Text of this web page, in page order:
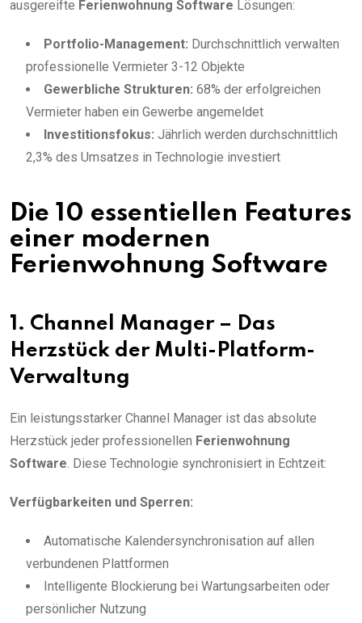
ausgereifte Ferienwohnung Software Lösungen:
Portfolio-Management: Durchschnittlich verwalten
professionelle Vermieter 3-12 Objekte
Gewerbliche Strukturen: 68% der erfolgreichen
Vermieter haben ein Gewerbe angemeldet
Investitionsfokus: Jährlich werden durchschnittlich
2,3% des Umsatzes in Technologie investiert
Die 10 essentiellen Features
einer modernen
Ferienwohnung Software
1. Channel Manager – Das
Herzstück der Multi-Platform-
Verwaltung
Ein leistungsstarker Channel Manager ist das absolute
Herzstück jeder professionellen Ferienwohnung
Software. Diese Technologie synchronisiert in Echtzeit:
Verfügbarkeiten und Sperren:
Automatische Kalendersynchronisation auf allen
verbundenen Plattformen
Intelligente Blockierung bei Wartungsarbeiten oder
persönlicher Nutzung